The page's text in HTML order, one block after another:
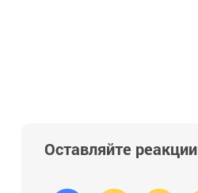
Оставляйте реакции